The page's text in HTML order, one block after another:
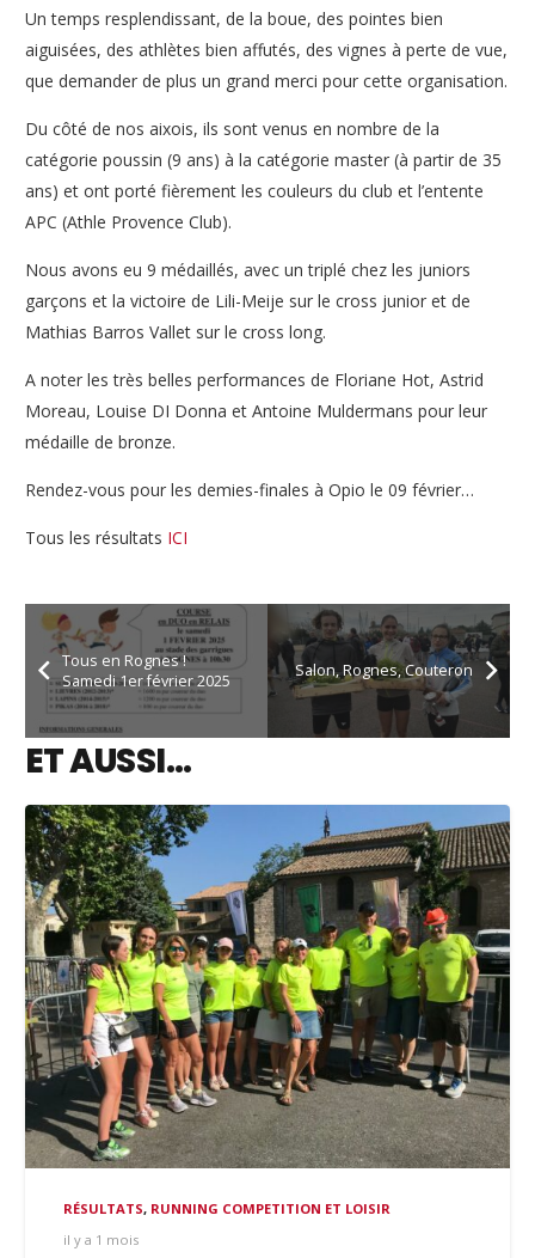
Un temps resplendissant, de la boue, des pointes bien
aiguisées, des athlètes bien affutés, des vignes à perte de vue,
que demander de plus un grand merci pour cette organisation.
Du côté de nos aixois, ils sont venus en nombre de la
catégorie poussin (9 ans) à la catégorie master (à partir de 35
ans) et ont porté fièrement les couleurs du club et l’entente
APC (Athle Provence Club).
Nous avons eu 9 médaillés, avec un triplé chez les juniors
garçons et la victoire de Lili-Meije sur le cross junior et de
Mathias Barros Vallet sur le cross long.
A noter les très belles performances de Floriane Hot, Astrid
Moreau, Louise DI Donna et Antoine Muldermans pour leur
médaille de bronze.
Rendez-vous pour les demies-finales à Opio le 09 février…
Tous les résultats ICI
Tous en Rognes !
Samedi 1er février 2025
Salon, Rognes, Couteron
ET AUSSI…
RÉSULTATS, RUNNING COMPETITION ET LOISIR
il y a 1 mois